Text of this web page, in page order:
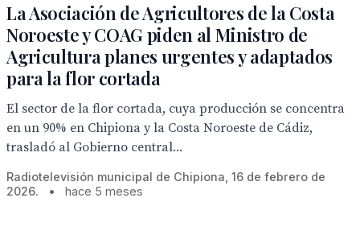
La Asociación de Agricultores de la Costa
Noroeste y COAG piden al Ministro de
Agricultura planes urgentes y adaptados
para la flor cortada
El sector de la flor cortada, cuya producción se concentra
en un 90% en Chipiona y la Costa Noroeste de Cádiz,
trasladó al Gobierno central...
Radiotelevisión municipal de Chipiona, 16 de febrero de
2026.
• hace 5 meses